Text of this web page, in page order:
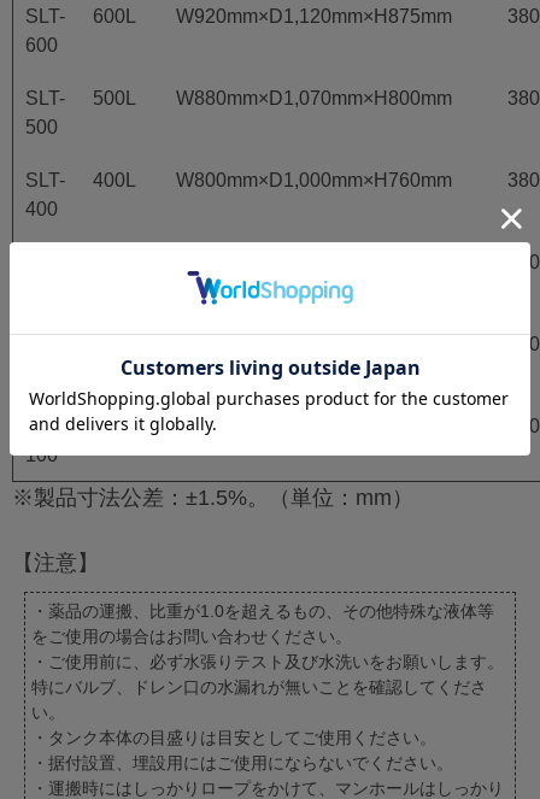
SLT-
600
600L W920mm×D1,120mm×H875mm
SLT-
500
500L W880mm×D1,070mm×H800mm
SLT-
400
400L W800mm×D1,000mm×H760mm
SLT-
100
100L W480mm×D630mm×H490mm
※製品寸法公差：±1.5%。（単位：mm）
【注意】
・薬品の運搬、比重が1.0を超えるもの、その他特殊な液体等
をご使用の場合はお問い合わせください。
・ご使用前に、必ず水張りテスト及び水洗いをお願いします。
特にバルブ、ドレン口の水漏れが無いことを確認してくださ
い。
・タンク本体の目盛りは目安としてご使用ください。
・据付設置、埋設用にはご使用にならないでください。
・運搬時にはしっかりロープをかけて、マンホールはしっかり